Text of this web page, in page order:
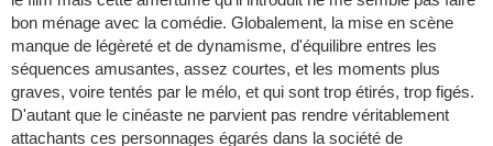
bon ménage avec la comédie. Globalement, la mise en scène
manque de légèreté et de dynamisme, d'équilibre entres les
séquences amusantes, assez courtes, et les moments plus
graves, voire tentés par le mélo, et qui sont trop étirés, trop figés.
D'autant que le cinéaste ne parvient pas rendre véritablement
attachants ces personnages égarés dans la société de